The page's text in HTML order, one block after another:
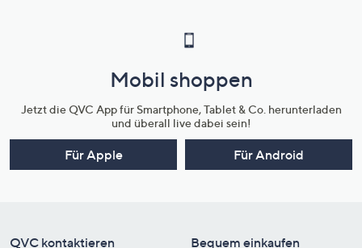
Mobil shoppen
Jetzt die QVC App für Smartphone, Tablet & Co. herunterladen
und überall live dabei sein!
Für Apple Für Android
QVC kontaktieren Bequem einkaufen